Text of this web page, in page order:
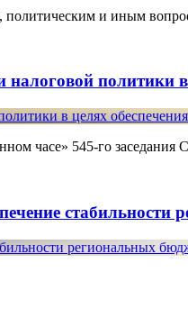
политическим и иным
политики в
часе» 545-го заседания
стабильности